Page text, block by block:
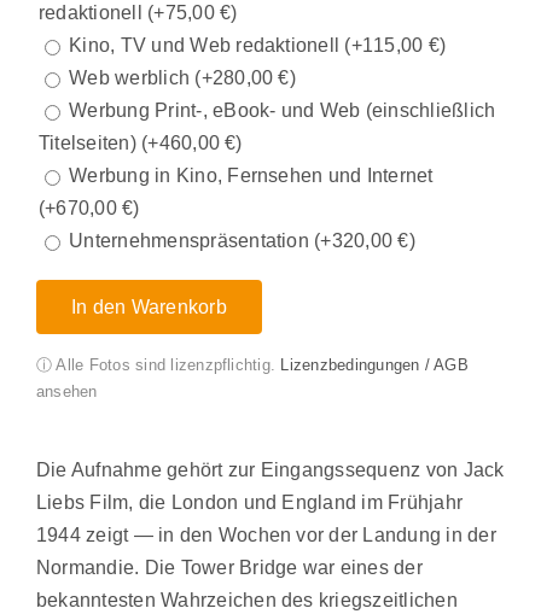
redaktionell (+75,00 €)
Kino, TV und Web redaktionell (+115,00 €)
Web werblich (+280,00€)
Werbung Print-, eBook- und Web (einschließlich
Titelseiten) (+460,00€)
Werbung in Kino, Fernsehen und Internet
(+670,00€)
Unternehmenspräsentation (+320,00€)
In den Warenkorb
ⓘ Alle Fotos sind lizenzpflichtig. Lizenzbedingungen / AGB
ansehen
Die Aufnahme gehört zur Eingangssequenz von Jack
Liebs Film, die London und England im Frühjahr
1944 zeigt — in den Wochen vor der Landung in der
Normandie. Die Tower Bridge war eines der
bekanntesten Wahrzeichen des kriegszeitlichen